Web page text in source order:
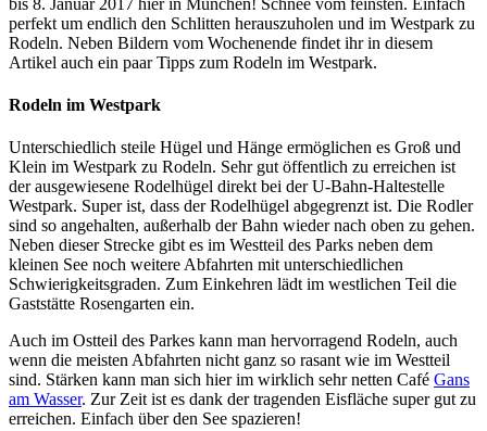
perfekt um endlich den Schlitten herauszuholen und im Westpark zu
Rodeln. Neben Bildern vom Wochenende findet ihr in diesem
Artikel auch ein paar Tipps zum Rodeln im Westpark.
Rodeln im Westpark
Unterschiedlich steile Hügel und Hänge ermöglichen es Groß und
Klein im Westpark zu Rodeln. Sehr gut öffentlich zu erreichen ist
der ausgewiesene Rodelhügel direkt bei der U-Bahn-Haltestelle
Westpark. Super ist, dass der Rodelhügel abgegrenzt ist. Die Rodler
sind so angehalten, außerhalb der Bahn wieder nach oben zu gehen.
Neben dieser Strecke gibt es im Westteil des Parks neben dem
kleinen See noch weitere Abfahrten mit unterschiedlichen
Schwierigkeitsgraden. Zum Einkehren lädt im westlichen Teil die
Gaststätte Rosengarten ein.
Auch im Ostteil des Parkes kann man hervorragend Rodeln, auch
wenn die meisten Abfahrten nicht ganz so rasant wie im Westteil
sind. Stärken kann man sich hier im wirklich sehr netten Café Gans
am Wasser. Zur Zeit ist es dank der tragenden Eisfläche super gut zu
erreichen. Einfach über den See spazieren!